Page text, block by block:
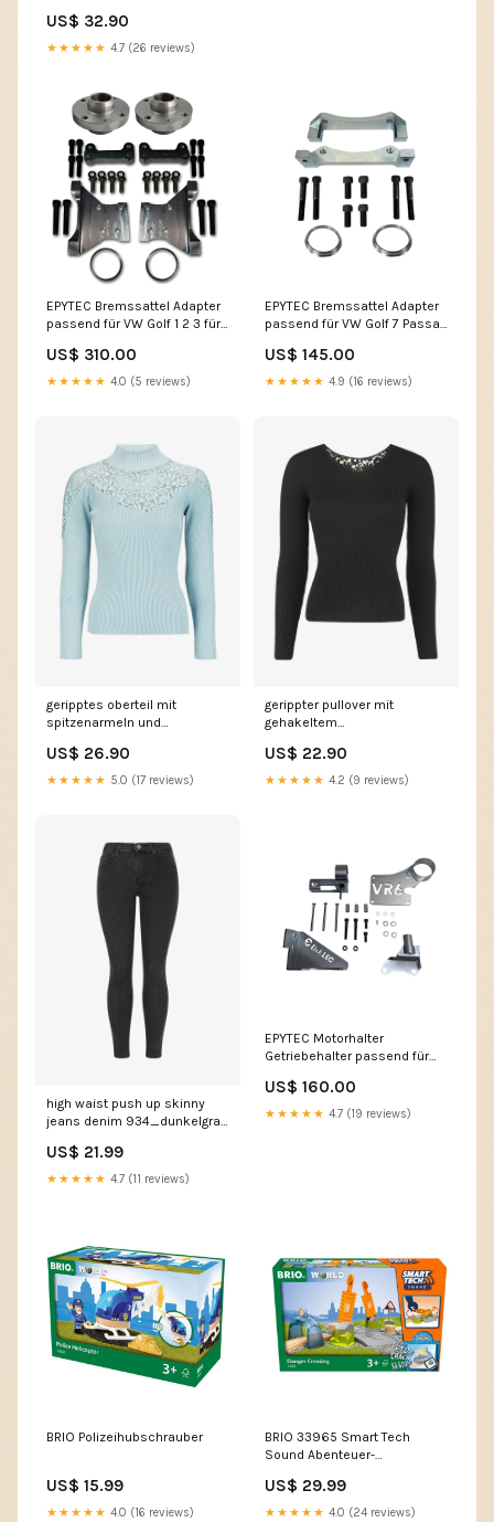
Taille:40/42 (L/XL)
US$ 32.90
★★★★★ 4.7 (26 reviews)
EPYTEC Bremssattel Adapter
passend für VW Golf 1 2 3 für
Hinterachse Set impulse
US$ 310.00
★★★★★ 4.0 (5 reviews)
EPYTEC Bremssattel Adapter
passend für VW Golf 7 Passat
auf Audi R8 Bremsanlage kia-
optima
US$ 145.00
★★★★★ 4.9 (16 reviews)
geripptes oberteil mit
spitzenarmeln und
1582_himmelblau 9135
US$ 26.90
★★★★★ 5.0 (17 reviews)
gerippter pullover mit
gehakeltem
1598_schwarz 10066
US$ 22.90
★★★★★ 4.2 (9 reviews)
high waist push up skinny
jeans denim 934_dunkelgrau
US$ 21.99
★★★★★ 4.7 (11 reviews)
EPYTEC Motorhalter
Getriebehalter passend für
Jetta VR6 R32 Set superb 3
US$ 160.00
★★★★★ 4.7 (19 reviews)
BRIO Polizeihubschrauber
US$ 15.99
★★★★★ 4.0 (16 reviews)
BRIO 33965 Smart Tech
Sound Abenteuer-
US$ 29.99
★★★★★ 4.0 (24 reviews)